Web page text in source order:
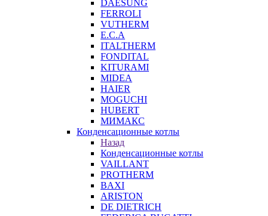
DAESUNG
FERROLI
VUTHERM
E.C.A
ITALTHERM
FONDITAL
KITURAMI
MIDEA
HAIER
MOGUCHI
HUBERT
МИМАКС
Конденсационные котлы
Назад
Конденсационные котлы
VAILLANT
PROTHERM
BAXI
ARISTON
DE DIETRICH